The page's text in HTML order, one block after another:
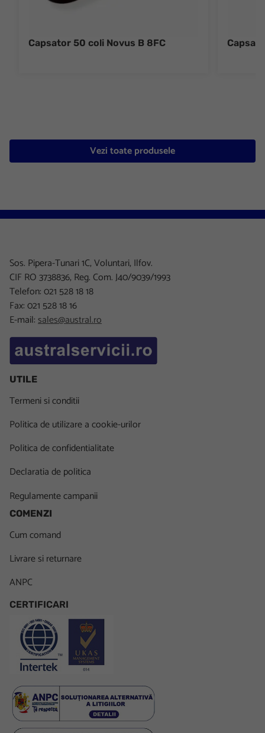
Capsator 50 coli Novus B 8FC
Vezi toate produsele
Sos. Pipera-Tunari 1C, Voluntari, Ilfov.
CIF RO 3738836, Reg. Com. J40/9039/1993
Telefon: 021 528 18 18
Fax: 021 528 18 16
E-mail:sales@austral.ro
UTILE
Termeni si conditii
Politica de utilizare a cookie-urilor
Politica de confidentialitate
Declaratia de politica
Regulamente campanii
COMENZI
Cum comand
Livrare si returnare
ANPC
CERTIFICARI